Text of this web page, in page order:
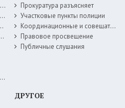
Прокуратура разъясняет
Участковые пункты полиции
Координационные и совещательные органы
Правовое просвещение
Публичные слушания
ДРУГОЕ